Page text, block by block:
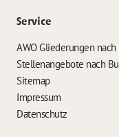
Service
AWO Gliederungen
Stellenangebote nach
Sitemap
Impressum
Datenschutz